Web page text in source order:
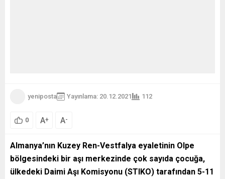
yeniposta Yayınlama: 20.12.2021 112
0 A+ A-
Almanya’nın Kuzey Ren-Vestfalya eyaletinin Olpe
bölgesindeki bir aşı merkezinde çok sayıda çocuğa,
ülkedeki Daimi Aşı Komisyonu (STIKO) tarafından 5-11